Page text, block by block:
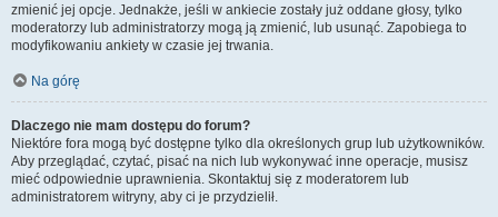
zmienić jej opcje. Jednakże, jeśli w ankiecie zostały już oddane głosy, tylko
moderatorzy lub administratorzy mogą ją zmienić, lub usunąć. Zapobiega to
modyfikowaniu ankiety w czasie jej trwania.
Na górę
Dlaczego nie mam dostępu do forum?
Niektóre fora mogą być dostępne tylko dla określonych grup lub użytkowników.
Aby przeglądać, czytać, pisać na nich lub wykonywać inne operacje, musisz
mieć odpowiednie uprawnienia. Skontaktuj się z moderatorem lub
administratorem witryny, aby ci je przydzielił.